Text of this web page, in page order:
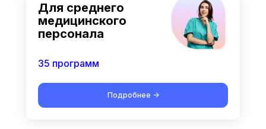
Для среднего
медицинского
персонала
35 программ
Подробнее ->